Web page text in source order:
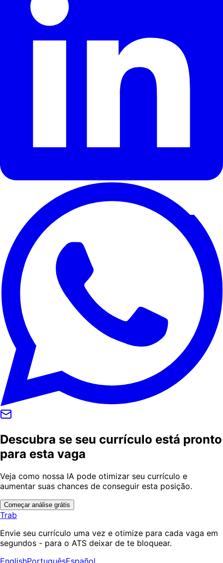
Descubra se seu currículo está pronto
para esta vaga
Veja como nossa IA pode otimizar seu currículo e
aumentar suas chances de conseguir esta posição.
Começar análise grátis
Trab
Envie seu currículo uma vez e otimize para cada vaga em
segundos - para o ATS deixar de te bloquear.